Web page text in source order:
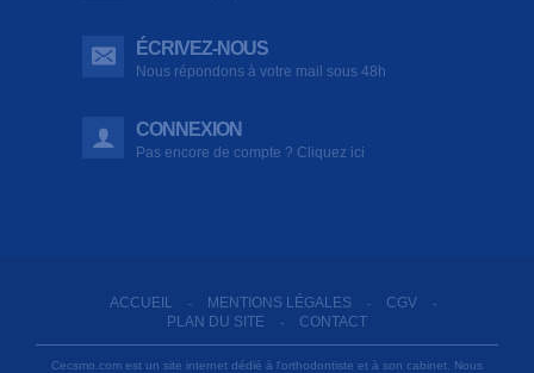
ÉCRIVEZ-NOUS
Nous répondons à votre mail sous 48h
CONNEXION
Pas encore de compte ? Cliquez ici
ACCUEIL - MENTIONS LÉGALES - CGV -
PLAN DU SITE - CONTACT
Cecsmo.com est un site internet dédié à l'orthodontiste et à son cabinet. Nous